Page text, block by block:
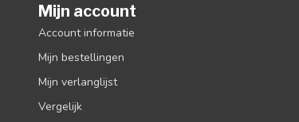
Mijn account
Account informatie
Mijn bestellingen
Mijn verlanglijst
Vergelijk